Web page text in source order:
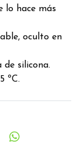
lo hace más
oculto en
de silicona.
ºC.